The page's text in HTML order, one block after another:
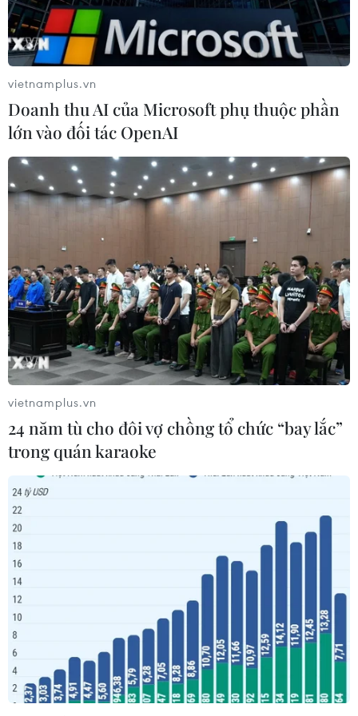
Các đối tượng Đặng Duy Minh, Nguyễn Ngọc Huyên và Đặng
Văn Sáng (từ trai sang phải) cùng các tang vật vụ án. (Ảnh:
TTXVN phát)
Thông tin từ Công an tỉnh Thanh Hóa cho biết
đã phá thành công chuyên án G820, bắt giữ 15
đối tượng có hành vi lừa đảo chiếm đoạt tài sản
và làm giả con dấu để làm giả văn bằng, chứng
chỉ trên quy mô toàn quốc.
Theo tài liệu của cơ quan điều tra, thời gian
qua, xuất phát từ yêu cầu thực tế về các loại văn
bằng, chứng chỉ như ngoại ngữ, tin học, giấy
phép lái xe, các loại bằng đại học, thạc sỹ, bác
sỹ, dược sỹ... một số đối tượng đã thực hiện hành
vi làm giả các loại văn bằng, chứng chỉ để bán
kiếm lời.
Trước tình hình trên, Giám đốc Công an tỉnh đã
chỉ đạo các lực lượng nghiệp vụ đi sâu nắm tình
hình để chủ động phát hiện, lập án đấu tranh
với loại tội phạm này.
Quá trình điều tra, lực lượng chức năng phát
hiện Lê Thị Liên, Đỗ Thị Giang và Hoàng Thị
vietnamplus.vn
Doanh thu AI của Microsoft phụ thuộc phần
lớn vào đối tác OpenAI
vietnamplus.vn
24 năm tù cho đôi vợ chồng tổ chức “bay lắc”
trong quán karaoke